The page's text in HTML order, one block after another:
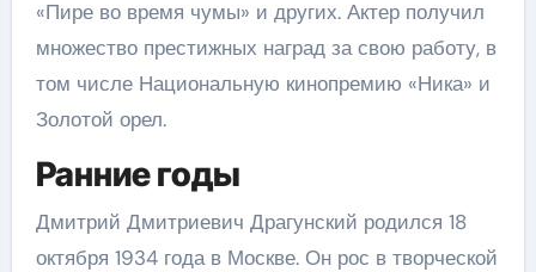
«Пире во время чумы» и других. Актер получил
множество престижных наград за свою работу, в
том числе Национальную кинопремию «Ника» и
Золотой орел.
Ранние годы
Дмитрий Дмитриевич Драгунский родился 18
октября 1934 года в Москве. Он рос в творческой